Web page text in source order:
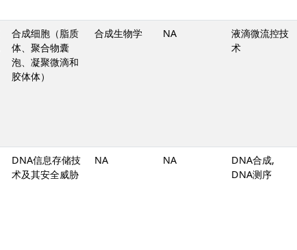
合成细胞（脂质
体、聚合物囊
泡、凝聚微滴和
胶体体）
合成生物学 NA
液滴微流控技
术
DNA信息存储技
术及其安全威胁
NA NA
DNA合成,
DNA测序